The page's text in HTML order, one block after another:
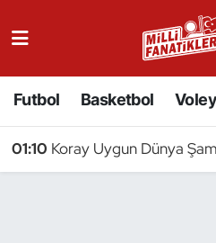
Futbol Basketbol
01:10 Koray Uygun Dünya
Badminton